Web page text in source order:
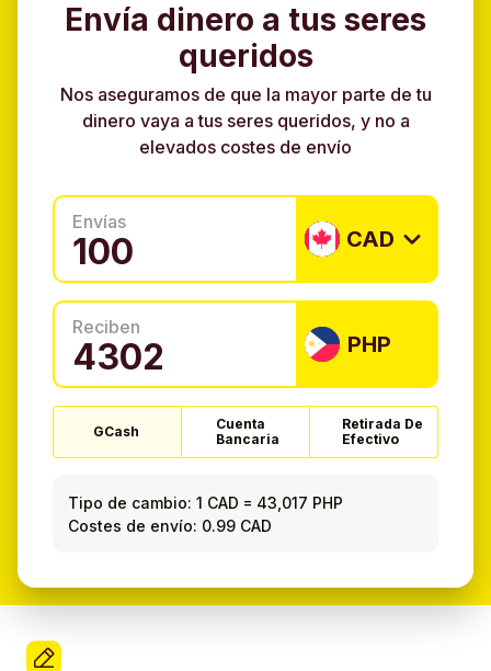
Envía dinero a tus seres
queridos
Nos aseguramos de que la mayor parte de tu
dinero vaya a tus seres queridos, y no a
elevados costes de envío
Envías
CAD
Reciben
PHP
GCash
Cuenta
Bancaria
Retirada De
Efectivo
Tipo de cambio: 1 CAD = 43,017 PHP
Costes de envío: 0.99 CAD